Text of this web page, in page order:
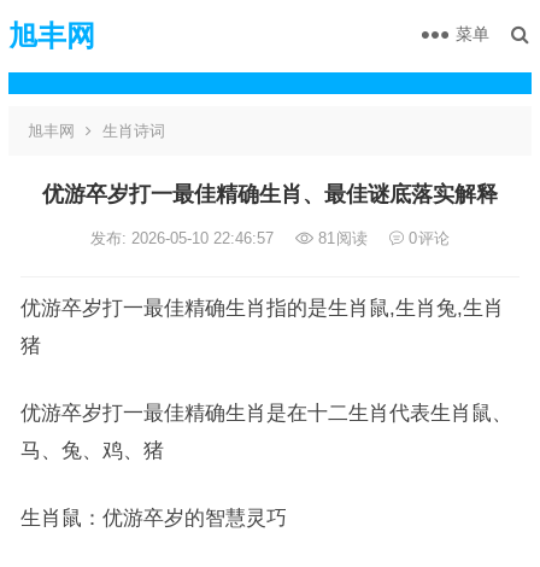
旭丰网 菜单
旭丰网 生肖诗词
优游卒岁打一最佳精确生肖、最佳谜底落实解释
发布: 2026-05-10 22:46:57 81阅读 0评论
优游卒岁打一最佳精确生肖指的是生肖鼠,生肖兔,生肖
猪
优游卒岁打一最佳精确生肖是在十二生肖代表生肖鼠、
马、兔、鸡、猪
生肖鼠：优游卒岁的智慧灵巧